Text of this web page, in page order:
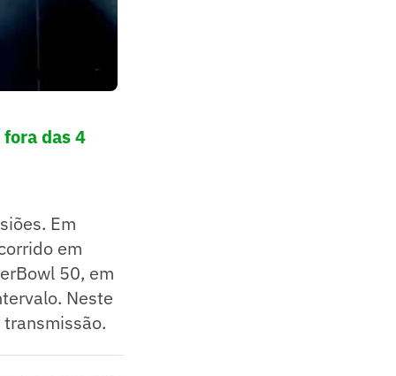
das 4
Em
em
50, em
Neste